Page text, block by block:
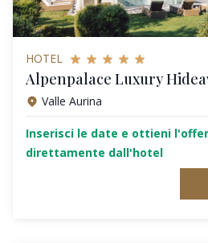
HOTEL
Alpenpalace Luxury
Valle Aurina
Inserisci le date e ottieni
direttamente dall'hotel